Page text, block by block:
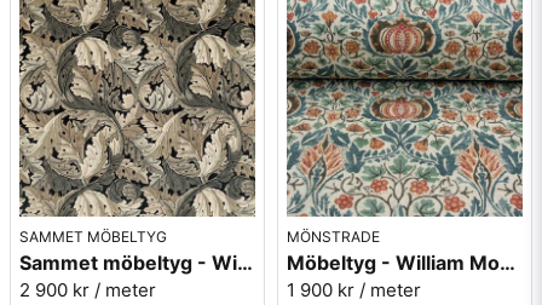
SAMMET MÖBELTYG
Sammet möbeltyg - William Morris - Acanthus - charcoal/grey
2 900 kr / meter
MÖNSTRADE
Möbeltyg - William Morris - Little Chintz - teal/saffron
1 900 kr / meter